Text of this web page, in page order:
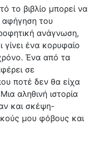
το βιβλίο μπορεί να
αφήγηση του
ανάγνωση,
ένα κορυφαίο
Ένα από τα
σε
ποτέ δεν θα είχα
αληθινή ιστορία
και σκέψη-
μου φόβους και